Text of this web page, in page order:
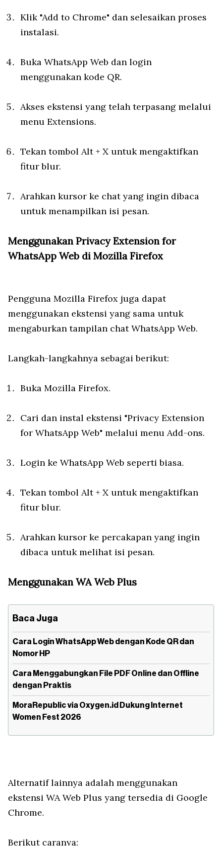
Klik "Add to Chrome" dan selesaikan proses
instalasi.
Buka WhatsApp Web dan login
menggunakan kode QR.
Akses ekstensi yang telah terpasang melalui
menu Extensions.
Tekan tombol Alt + X untuk mengaktifkan
fitur blur.
Arahkan kursor ke chat yang ingin dibaca
untuk menampilkan isi pesan.
Menggunakan Privacy Extension for
WhatsApp Web di Mozilla Firefox
Pengguna Mozilla Firefox juga dapat
menggunakan ekstensi yang sama untuk
mengaburkan tampilan chat WhatsApp Web.
Langkah-langkahnya sebagai berikut:
Buka Mozilla Firefox.
Cari dan instal ekstensi "Privacy Extension
for WhatsApp Web" melalui menu Add-ons.
Login ke WhatsApp Web seperti biasa.
Tekan tombol Alt + X untuk mengaktifkan
fitur blur.
Arahkan kursor ke percakapan yang ingin
dibaca untuk melihat isi pesan.
Menggunakan WA Web Plus
Baca Juga
Cara Login WhatsApp Web dengan Kode QR dan
Nomor HP
Cara Menggabungkan File PDF Online dan Offline
dengan Praktis
MoraRepublic via Oxygen.id Dukung Internet
Women Fest 2026
Alternatif lainnya adalah menggunakan
ekstensi WA Web Plus yang tersedia di Google
Chrome.
Berikut caranya: